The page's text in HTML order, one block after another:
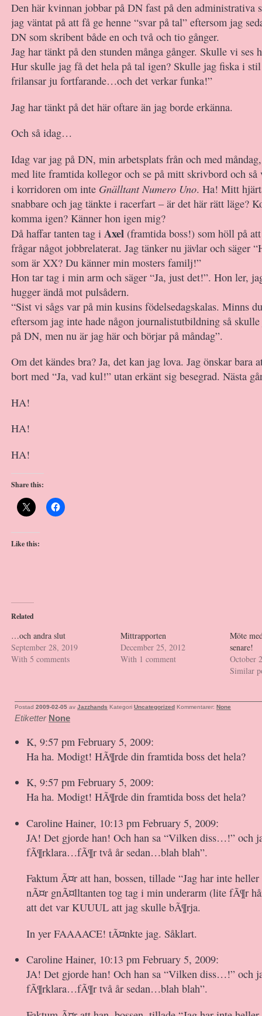
Den här kvinnan jobbar på DN fast på den administrativa
jag väntat på att få ge henne “svar på tal” eftersom jag
DN som skribent både en och två och tio gånger.
Jag har tänkt på den stunden många gånger. Skulle vi ses
Hur skulle jag få det hela på tal igen? Skulle jag fiska i
frilansar ju fortfarande…och det verkar funka!”
Jag har tänkt på det här oftare än jag borde erkänna.
Och så idag…
Idag var jag på DN, min arbetsplats från och med
med lite framtida kollegor och se på mitt skrivbord och så
i korridoren om inte Gnälltant Numero Uno. Ha! Mitt
snabbare och jag tänkte i racerfart – är det här rätt läge?
komma igen? Känner hon igen mig?
Då haffar tanten tag i Axel (framtida boss!) som höll på
frågar något jobbrelaterat. Jag tänker nu jävlar och säger
som är XX? Du känner min mosters familj!”
Hon tar tag i min arm och säger “Ja, just det!”. Hon ler,
hugger ändå mot pulsådern.
“Sist vi sågs var på min kusins födelsedagskalas. Minns
eftersom jag inte hade någon journalistutbildning så
på DN, men nu är jag här och börjar på måndag”.
Om det kändes bra? Ja, det kan jag lova. Jag önskar bara
bort med “Ja, vad kul!” utan erkänt sig besegrad. Nästa
HA!
HA!
HA!
Share this:
Like this:
Related
…och andra slut
September 28, 2019
With 5 comments
Mittrapporten
December 25, 2012
With 1 comment
Möte
senare!
October
Similar
Postad 2009-02-05 av Jazzhands Kategori Uncategorized Kommentarer: None
Etiketter None
K, 9:57 pm February 5, 2009:
Ha ha. Modigt! HÃ¶rde din framtida boss det hela?
K, 9:57 pm February 5, 2009:
Ha ha. Modigt! HÃ¶rde din framtida boss det hela?
Caroline Hainer, 10:13 pm February 5, 2009:
JA! Det gjorde han! Och han sa “Vilken diss…!” och
fÃ¶rklara…fÃ¶r två år sedan…blah blah”.
Faktum Ã¤r att han, bossen, tillade “Jag har inte
nÃ¤r gnÃ¤lltanten tog tag i min underarm (lite fÃ¶r
att det var KUUUL att jag skulle bÃ¶rja.
In yer FAAAACE! tÃ¤nkte jag. Såklart.
Caroline Hainer, 10:13 pm February 5, 2009:
JA! Det gjorde han! Och han sa “Vilken diss…!” och
fÃ¶rklara…fÃ¶r två år sedan…blah blah”.